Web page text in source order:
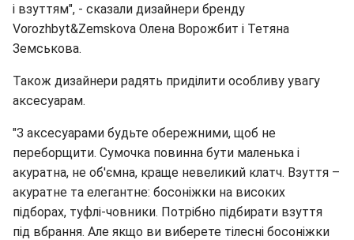
і взуттям", - сказали дизайнери бренду
Vorozhbyt&Zemskova Олена Ворожбит і Тетяна
Земськова.
Також дизайнери радять приділити особливу увагу
аксесуарам.
"З аксесуарами будьте обережними, щоб не
переборщити. Сумочка повинна бути маленька і
акуратна, не об'ємна, краще невеликий клатч. Взуття –
акуратне та елегантне: босоніжки на високих
підборах, туфлі-човники. Потрібно підбирати взуття
під вбрання. Але якщо ви виберете тілесні босоніжки